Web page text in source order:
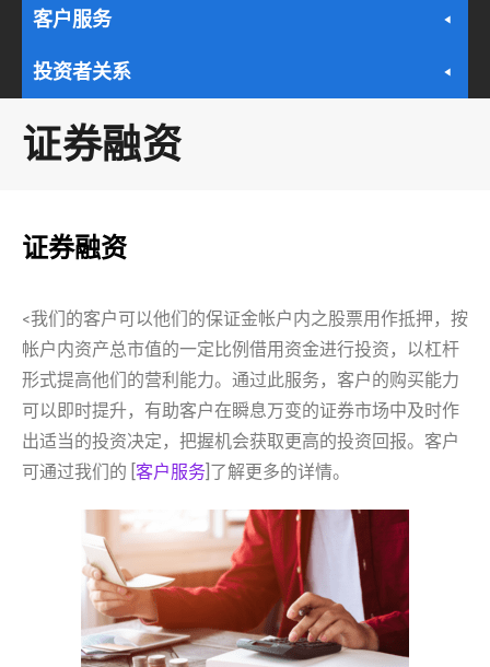
客户服务
投资者关系
证券融资
证券融资
<我们的客户可以他们的保证金帐户内之股票用作抵押，按
帐户内资产总市值的一定比例借用资金进行投资，以杠杆
形式提高他们的营利能力。通过此服务，客户的购买能力
可以即时提升，有助客户在瞬息万变的证券市场中及时作
出适当的投资决定，把握机会获取更高的投资回报。客户
可通过我们的 [ 客户服务 ]了解更多的详情。